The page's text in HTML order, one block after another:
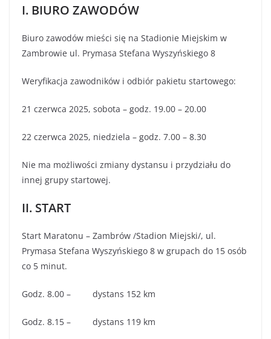
I. BIURO ZAWODÓW
Biuro zawodów mieści się na Stadionie Miejskim w
Zambrowie ul. Prymasa Stefana Wyszyńskiego 8
Weryfikacja zawodników i odbiór pakietu startowego:
21 czerwca 2025, sobota – godz. 19.00 – 20.00
22 czerwca 2025, niedziela – godz. 7.00 – 8.30
Nie ma możliwości zmiany dystansu i przydziału do
innej grupy startowej.
II. START
Start Maratonu – Zambrów /Stadion Miejski/, ul.
Prymasa Stefana Wyszyńskiego 8 w grupach do 15 osób
co 5 minut.
Godz. 8.00 – dystans 152 km
Godz. 8.15 – dystans 119 km